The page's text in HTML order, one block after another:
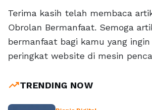
Terima kasih telah membaca
Obrolan Bermanfaat. Semoga
bermanfaat bagi kamu yang
peringkat website di mesin
trending_upTRENDING NOW